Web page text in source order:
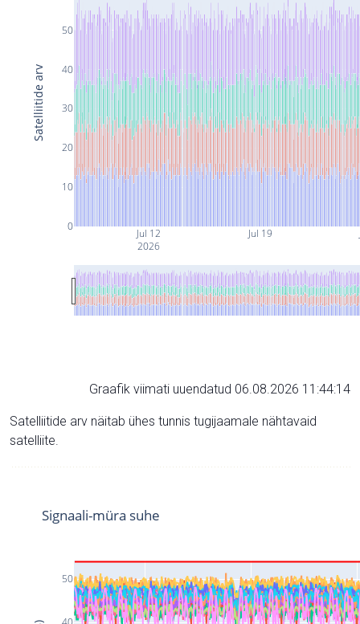
Jul 12
2026
Jul 19
0
10
20
30
40
50
Satelliitide arv
Graafik viimati uuendatud 06.08.2026 11:44:14
Satelliitide arv näitab ühes tunnis tugijaamale nähtavaid
satelliite.
50
Signaali-müra suhe